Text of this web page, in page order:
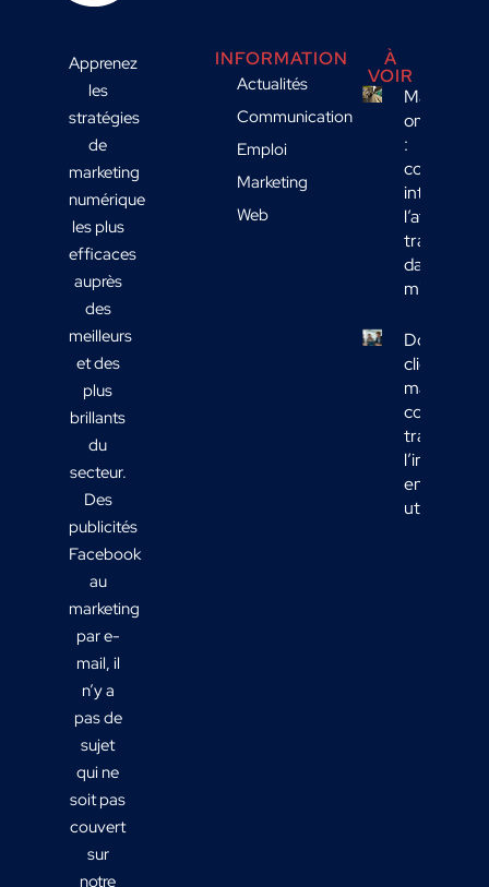
Apprenez
les
stratégies
de
marketing
numérique
les plus
efficaces
auprès
des
meilleurs
et des
plus
brillants
du
secteur.
Des
publicités
Facebook
au
marketing
par e-
mail, il
n’y a
pas de
sujet
qui ne
soit pas
couvert
sur
notre
INFORMATION
Actualités
Communication
Emploi
Marketing
Web
À
VOIR
Marketing
omnicanal
:
comment
intégrer
l’affichage
transport
dans votre
mix média
Données
clients
marketing :
comment
en actions
utiles ?